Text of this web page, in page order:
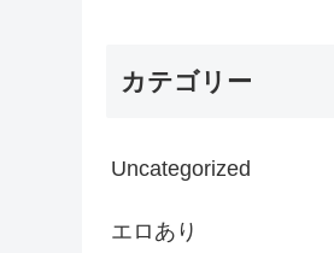
カテゴリー
Uncategorized
エロあり